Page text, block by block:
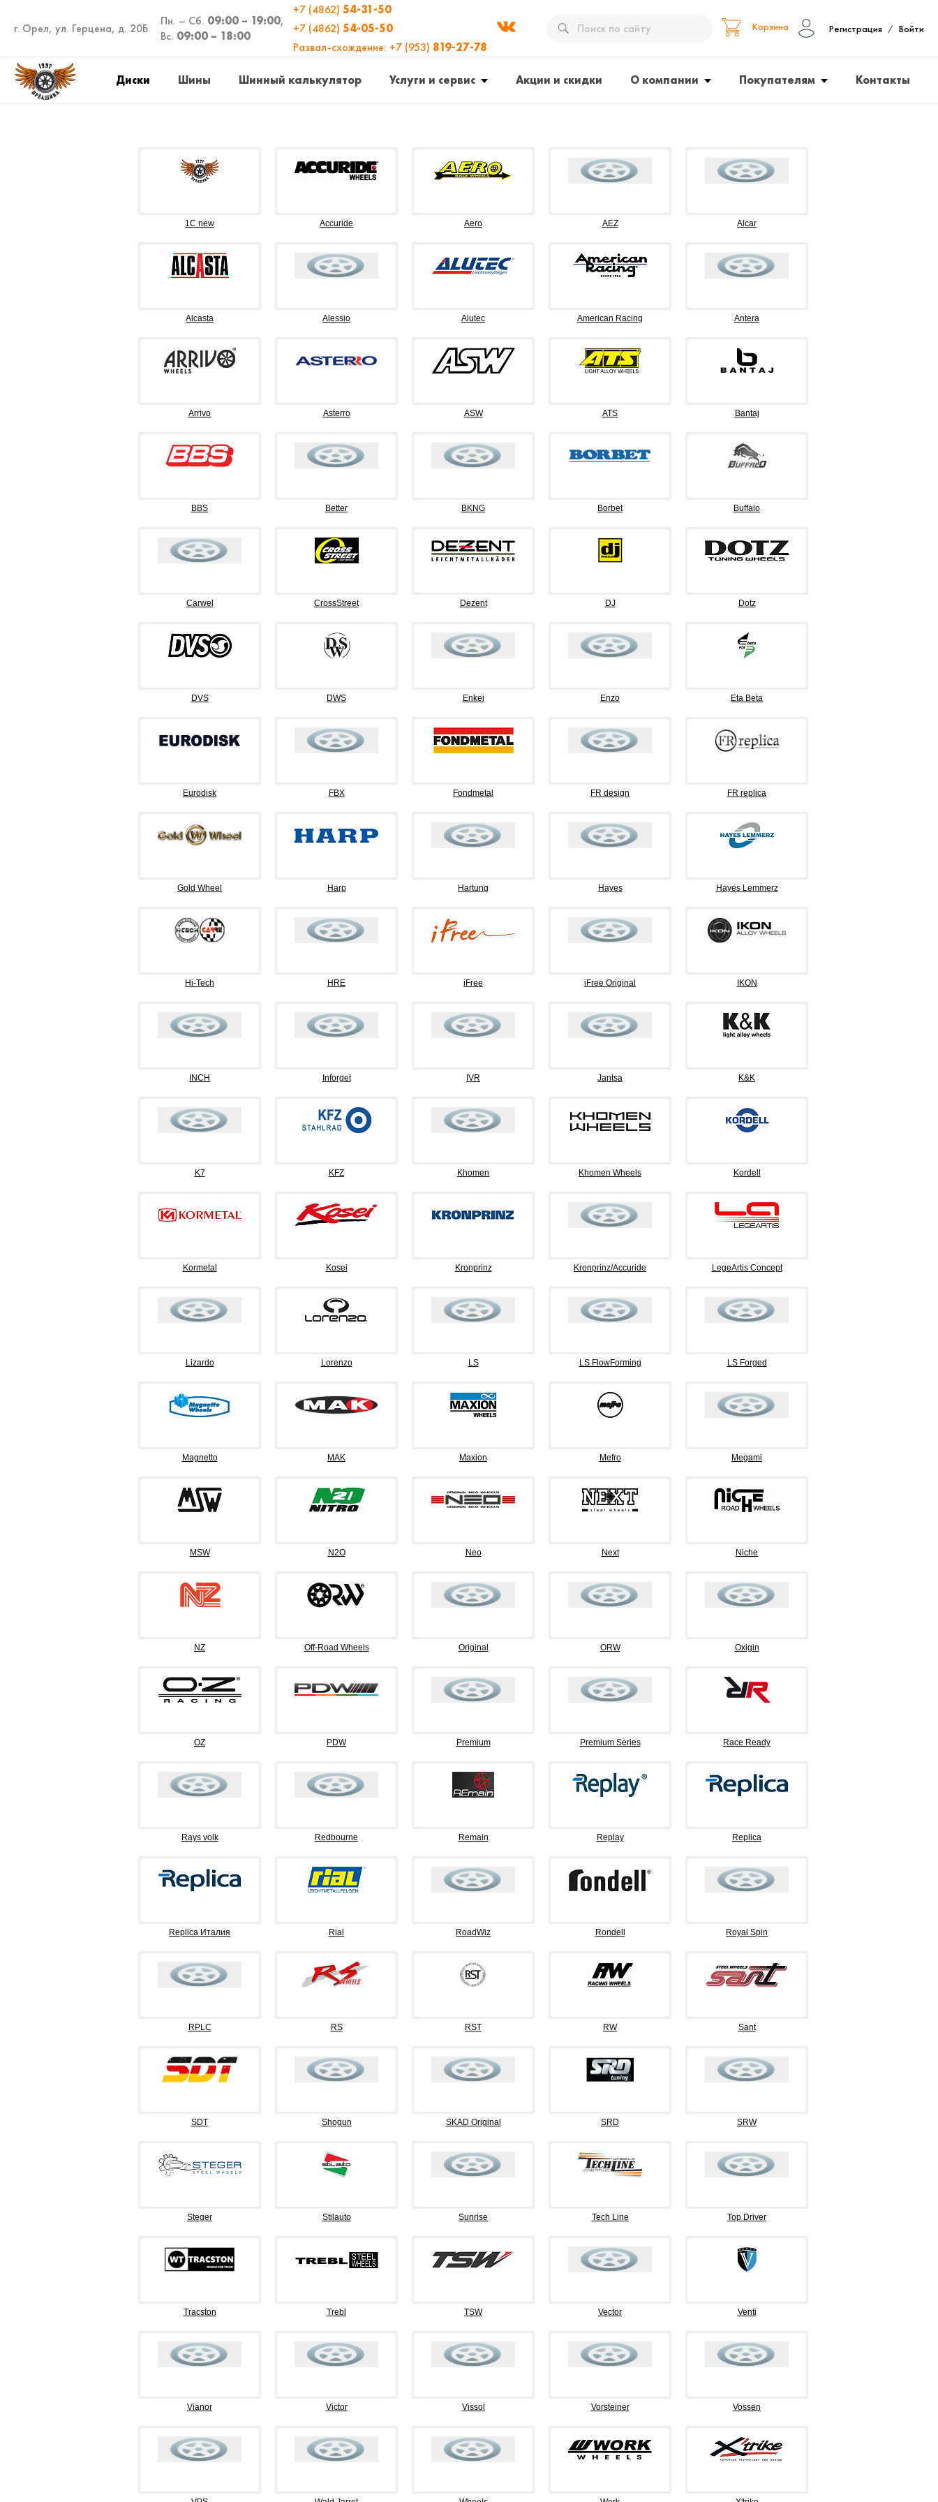
г. Орел, ул. Герцена, д. 20Б
Пн. – Сб. 09:00 – 19:00,
Вс. 09:00 – 18:00
+7 (4862) 54-31-50
+7 (4862) 54-05-50
Развал-схождение: +7 (953) 819-27-78
Корзина Регистрация / Войти
Диски Шины Шинный калькулятор Услуги и сервис Акции и скидки О компании Покупателям Контакты
1C new Accuride Aero AEZ Alcar
Alcasta Alessio Alutec American Racing Antera
Arrivo Asterro ASW ATS Bantaj
BBS Better BKNG Borbet Buffalo
Carwel CrossStreet Dezent DJ Dotz
DVS DWS Enkei Enzo Eta Beta
Eurodisk FBX Fondmetal FR design FR replica
Gold Wheel Harp Hartung Hayes Hayes Lemmerz
Hi-Tech HRE iFree iFree Original IKON
INCH Inforget IVR Jantsa K&K
K7 KFZ Khomen Khomen Wheels Kordell
Kormetal Kosei Kronprinz Kronprinz/Accuride LegeArtis Concept
Lizardo Lorenzo LS LS FlowForming LS Forged
Magnetto MAK Maxion Mefro Megami
MSW N2O Neo Next Niche
NZ Off-Road Wheels Original ORW Oxigin
OZ PDW Premium Premium Series Race Ready
Rays volk Redbourne Remain Replay Replica
Replica Италия Rial RoadWiz Rondell Royal Spin
RPLC RS RST RW Sant
SDT Shogun SKAD Original SRD SRW
Steger Stilauto Sunrise Tech Line Top Driver
Tracston Trebl TSW Vector Venti
Vianor Victor Vissol Vorsteiner Vossen